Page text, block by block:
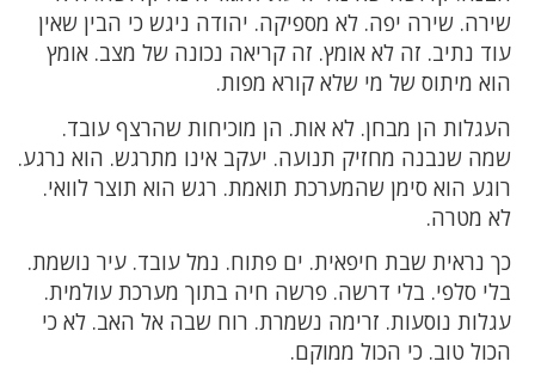
שירה. שירה יפה. לא מספיקה. יהודה ניגש כי הבין שאין
עוד נתיב. זה לא אומץ. זה קריאה נכונה של מצב. אומץ
הוא מיתוס של מי שלא קורא מפות.
העגלות הן מבחן. לא אות. הן מוכיחות שהרצף עובד.
שמה שנבנה מחזיק תנועה. יעקב אינו מתרגש. הוא נרגע.
רוגע הוא סימן שהמערכת תואמת. רגש הוא תוצר לוואי.
לא מטרה.
כך נראית שבת חיפאית. ים פתוח. נמל עובד. עיר נושמת.
בלי סלפי. בלי דרשה. פרשה חיה בתוך מערכת עולמית.
עגלות נוסעות. זרימה נשמרת. רוח שבה אל האב. לא כי
הכול טוב. כי הכול ממוקם.